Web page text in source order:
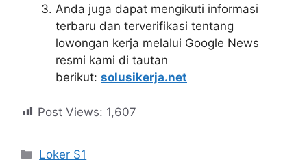
Anda juga dapat mengikuti informasi
terbaru dan terverifikasi tentang
lowongan kerja melalui Google News
resmi kami di tautan
berikut: solusikerja.net
Post Views: 1,607
Kategori
Loker S1